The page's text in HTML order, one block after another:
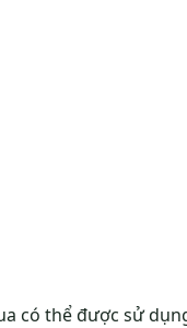
có thể được sử